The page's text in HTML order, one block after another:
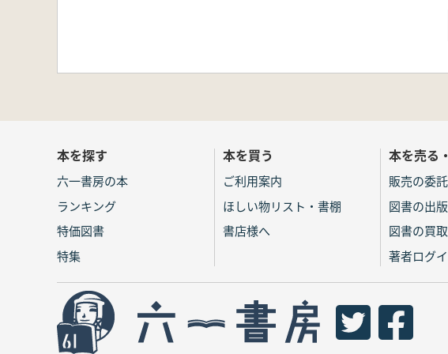
本を探す
六一書房の本
ランキング
特価図書
特集
本を買う
ご利用案内
ほしい物リスト・書棚
書店様へ
本を売る
販売の委
図書の出
図書の買
著者ログ